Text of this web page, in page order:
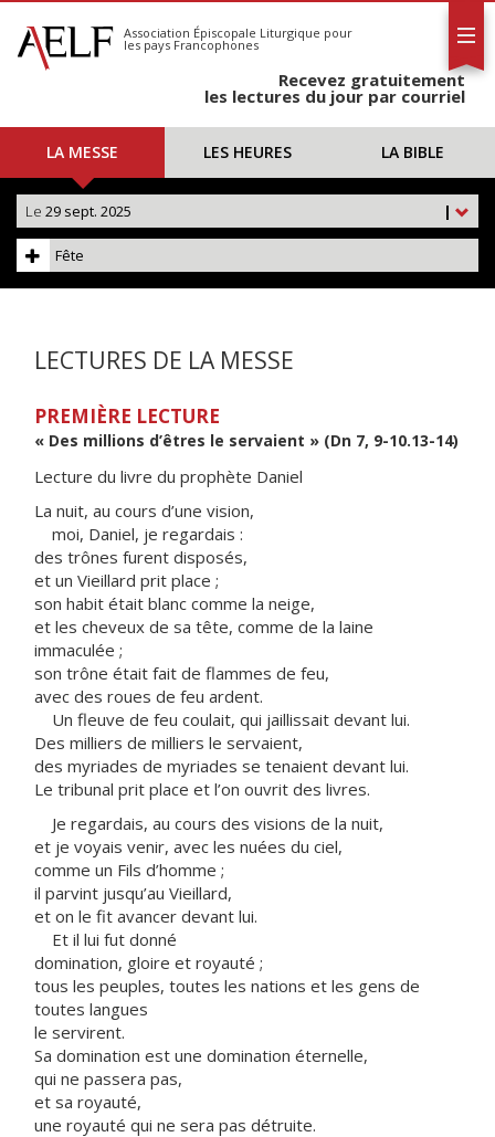
S'abonner
Calendrier
Association Épiscopale Liturgique pour
les pays Francophones
Recevez gratuitement
les lectures du jour par courriel
LA MESSE LES HEURES LA BIBLE
|
Le 29 sept. 2025
Fête
LECTURES DE LA MESSE
PREMIÈRE LECTURE
« Des millions d’êtres le servaient » (Dn 7, 9-10.13-14)
Lecture du livre du prophète Daniel
La nuit, au cours d’une vision,
moi, Daniel, je regardais :
des trônes furent disposés,
et un Vieillard prit place ;
son habit était blanc comme la neige,
et les cheveux de sa tête, comme de la laine
immaculée ;
son trône était fait de flammes de feu,
avec des roues de feu ardent.
Un fleuve de feu coulait, qui jaillissait devant lui.
Des milliers de milliers le servaient,
des myriades de myriades se tenaient devant lui.
Le tribunal prit place et l’on ouvrit des livres.
Je regardais, au cours des visions de la nuit,
et je voyais venir, avec les nuées du ciel,
comme un Fils d’homme ;
il parvint jusqu’au Vieillard,
et on le fit avancer devant lui.
Et il lui fut donné
domination, gloire et royauté ;
tous les peuples, toutes les nations et les gens de
toutes langues
le servirent.
Sa domination est une domination éternelle,
qui ne passera pas,
et sa royauté,
une royauté qui ne sera pas détruite.